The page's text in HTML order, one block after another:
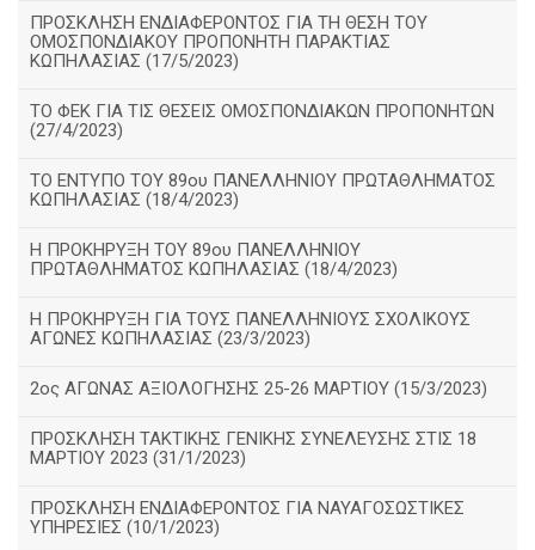
ΠΡΟΣΚΛΗΣΗ ΕΝΔΙΑΦΕΡΟΝΤΟΣ ΓΙΑ ΤΗ ΘΕΣΗ ΤΟΥ
ΟΜΟΣΠΟΝΔΙΑΚΟΥ ΠΡΟΠΟΝΗΤΗ ΠΑΡΑΚΤΙΑΣ
ΚΩΠΗΛΑΣΙΑΣ (17/5/2023)
ΤΟ ΦΕΚ ΓΙΑ ΤΙΣ ΘΕΣΕΙΣ ΟΜΟΣΠΟΝΔΙΑΚΩΝ ΠΡΟΠΟΝΗΤΩΝ
(27/4/2023)
ΤΟ ΕΝΤΥΠΟ ΤΟΥ 89ου ΠΑΝΕΛΛΗΝΙΟΥ ΠΡΩΤΑΘΛΗΜΑΤΟΣ
ΚΩΠΗΛΑΣΙΑΣ (18/4/2023)
Η ΠΡΟΚΗΡΥΞΗ ΤΟΥ 89ου ΠΑΝΕΛΛΗΝΙΟΥ
ΠΡΩΤΑΘΛΗΜΑΤΟΣ ΚΩΠΗΛΑΣΙΑΣ (18/4/2023)
Η ΠΡΟΚΗΡΥΞΗ ΓΙΑ ΤΟΥΣ ΠΑΝΕΛΛΗΝΙΟΥΣ ΣΧΟΛΙΚΟΥΣ
ΑΓΩΝΕΣ ΚΩΠΗΛΑΣΙΑΣ (23/3/2023)
2ος ΑΓΩΝΑΣ ΑΞΙΟΛΟΓΗΣΗΣ 25-26 ΜΑΡΤΙΟΥ (15/3/2023)
ΠΡΟΣΚΛΗΣΗ ΤΑΚΤΙΚΗΣ ΓΕΝΙΚΗΣ ΣΥΝΕΛΕΥΣΗΣ ΣΤΙΣ 18
ΜΑΡΤΙΟΥ 2023 (31/1/2023)
ΠΡΟΣΚΛΗΣΗ ΕΝΔΙΑΦΕΡΟΝΤΟΣ ΓΙΑ ΝΑΥΑΓΟΣΩΣΤΙΚΕΣ
ΥΠΗΡΕΣΙΕΣ (10/1/2023)